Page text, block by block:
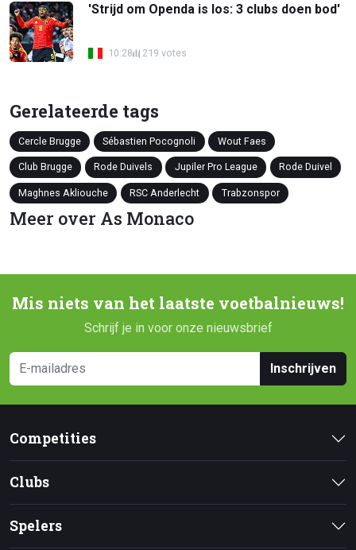
'Strijd om Openda is los: 3 clubs doen bod'
10:28 219 votes
Gerelateerde tags
Cercle Brugge Sébastien Pocognoli Wout Faes
Club Brugge Rode Duivels Jupiler Pro League Rode Duivel
Maghnes Akliouche RSC Anderlecht Trabzonspor
Meer over As Monaco
Mis niets van het laatste voetbalnieuws!
Schrijf je in voor onze nieuwsbrief
Inschrijven
Competities
Clubs
Spelers